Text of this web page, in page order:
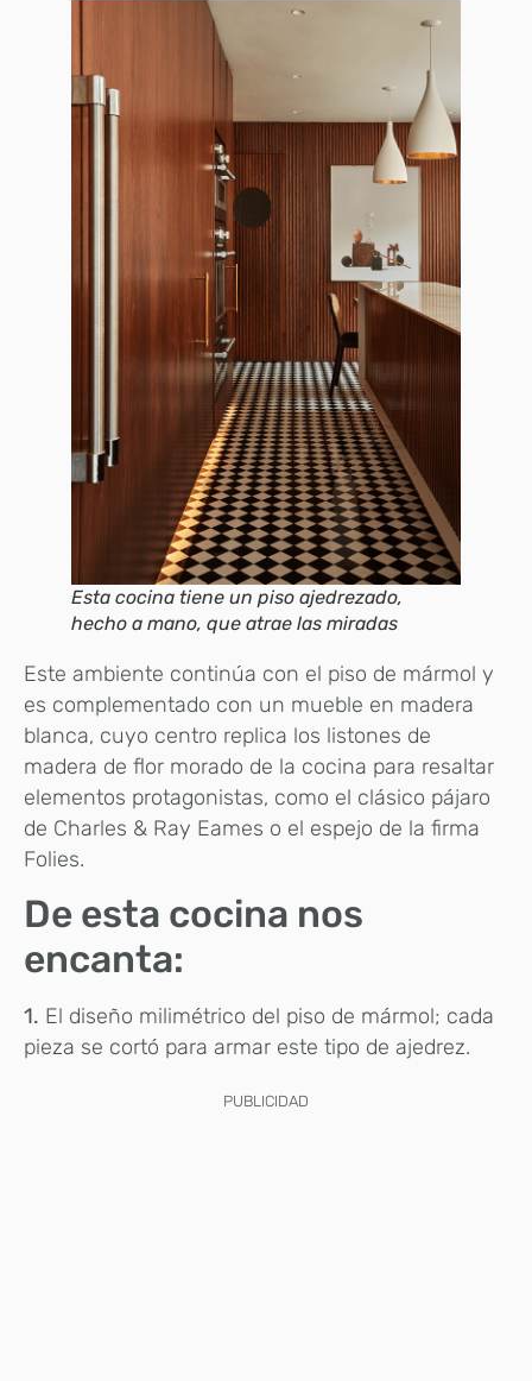
Esta cocina tiene un piso ajedrezado,
hecho a mano, que atrae las miradas
Este ambiente continúa con el piso de mármol y
es complementado con un mueble en madera
blanca, cuyo centro replica los listones de
madera de flor morado de la cocina para resaltar
elementos protagonistas, como el clásico pájaro
de Charles & Ray Eames o el espejo de la firma
Folies.
De esta cocina nos
encanta:
1. El diseño milimétrico del piso de mármol; cada
pieza se cortó para armar este tipo de ajedrez.
PUBLICIDAD